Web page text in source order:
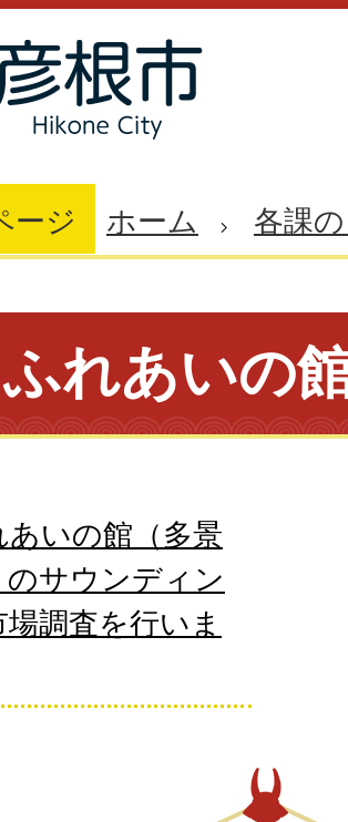
ージ ホーム 各課
れあいの
あいの館（多景
のサウンディン
調査を行いま